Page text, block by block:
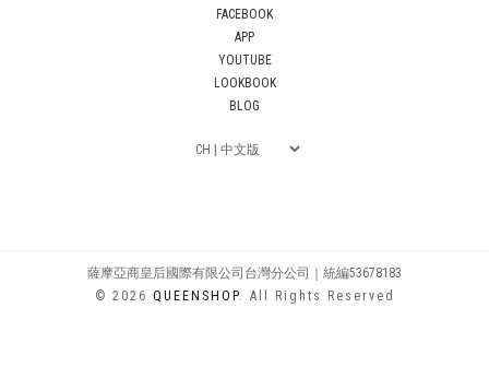
FACEBOOK
APP
YOUTUBE
LOOKBOOK
BLOG
薩摩亞商皇后國際有限公司台灣分公司｜統編53678183
© 2026 QUEENSHOP. All Rights Reserved